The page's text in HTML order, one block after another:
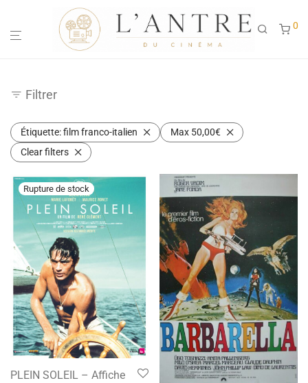
0
Filtrer
Étiquette:film franco-italien Max 50,00€
Clear filters
PLEIN SOLEIL – Affiche